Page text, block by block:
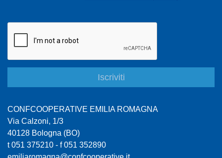
CONFCOOPERATIVE EMILIA ROMAGNA
Via Calzoni, 1/3
40128 Bologna (BO)
t 051 375210 - f 051 352890